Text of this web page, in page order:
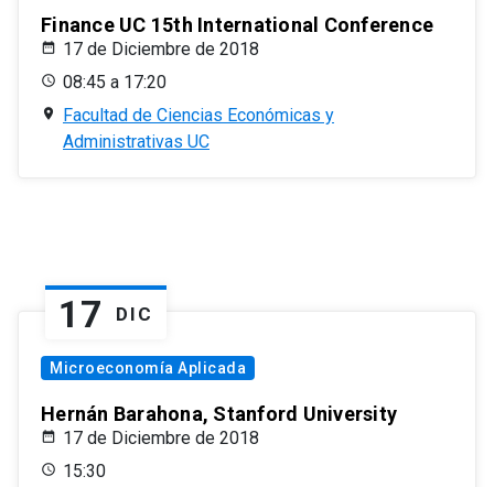
Finance UC 15th International Conference
17 de Diciembre de 2018
08:45 a 17:20
Facultad de Ciencias Económicas y
Administrativas UC
17 DIC
Microeconomía Aplicada
Hernán Barahona, Stanford University
17 de Diciembre de 2018
15:30